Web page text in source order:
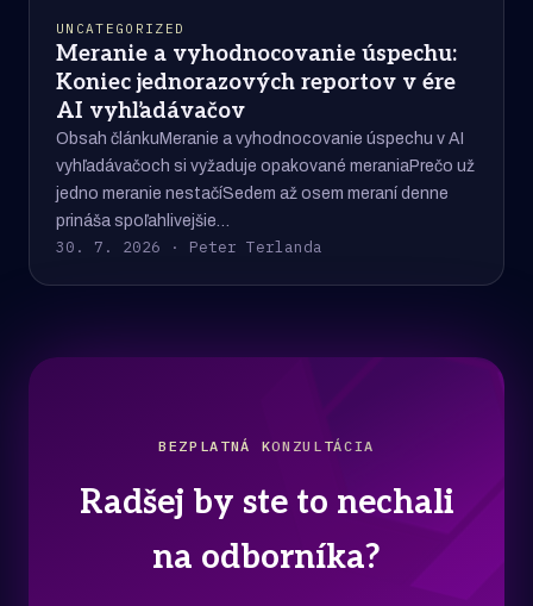
UNCATEGORIZED
Meranie a vyhodnocovanie úspechu:
Koniec jednorazových reportov v ére
AI vyhľadávačov
Obsah článkuMeranie a vyhodnocovanie úspechu v AI
vyhľadávačoch si vyžaduje opakované meraniaPrečo už
jedno meranie nestačíSedem až osem meraní denne
prináša spoľahlivejšie…
30. 7. 2026 · Peter Terlanda
BEZPLATNÁ KONZULTÁCIA
Radšej by ste to nechali
na odborníka?